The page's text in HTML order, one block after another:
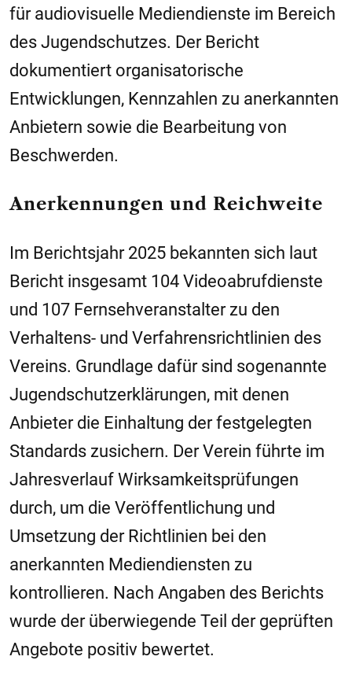
für audiovisuelle Mediendienste im Bereich
des Jugendschutzes. Der Bericht
dokumentiert organisatorische
Entwicklungen, Kennzahlen zu anerkannten
Anbietern sowie die Bearbeitung von
Beschwerden.
Anerkennungen und Reichweite
Im Berichtsjahr 2025 bekannten sich laut
Bericht insgesamt 104 Videoabrufdienste
und 107 Fernsehveranstalter zu den
Verhaltens- und Verfahrensrichtlinien des
Vereins. Grundlage dafür sind sogenannte
Jugendschutzerklärungen, mit denen
Anbieter die Einhaltung der festgelegten
Standards zusichern. Der Verein führte im
Jahresverlauf Wirksamkeitsprüfungen
durch, um die Veröffentlichung und
Umsetzung der Richtlinien bei den
anerkannten Mediendiensten zu
kontrollieren. Nach Angaben des Berichts
wurde der überwiegende Teil der geprüften
Angebote positiv bewertet.